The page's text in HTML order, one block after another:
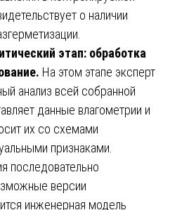
о наличии
этап: обработка
На этом этапе эксперт
анализ всей собранной
данные влагометрии и
их со схемами
признаками.
последовательно
версии
инженерная модель